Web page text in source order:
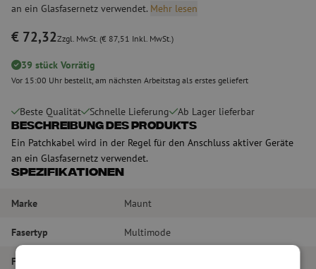
an ein Glasfasernetz verwendet. Mehr lesen
€ 72,32Zzgl. MwSt. (€ 87,51 Inkl. MwSt.)
39 stück Vorrätig
Vor 15:00 Uhr bestellt, am nächsten Arbeitstag als erstes geliefert
Beste Qualität Schnelle Lieferung Ab Lager lieferbar
Beschreibung des Produkts
Ein Patchkabel wird in der Regel für den Anschluss aktiver Geräte
an ein Glasfasernetz verwendet.
Spezifikationen
Marke Maunt
Fasertyp Multimode
Farbe